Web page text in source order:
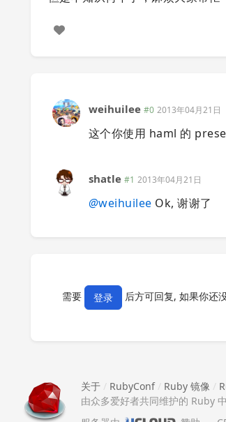
weihuilee #0 2013年04月21日
这个你使用 haml 的
shatle #1 2013年04月21日
@weihuilee Ok, 谢谢了
需要 登录 后方可回复, 如果你还
关于 / RubyConf/ Ruby 镜像 /
由众多爱好者共同维护的 Ruby